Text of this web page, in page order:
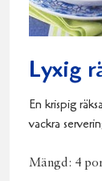
Lyxig
En krispig
vackra
Mängd: 4